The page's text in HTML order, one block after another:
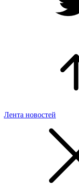
Лента новостей